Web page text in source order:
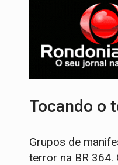
Tocando o
Grupos de
terror na BR